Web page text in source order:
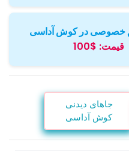
خصوصی در کوش آداسی
قیمت: $100
جاهای دیدنی
کوش آداسی